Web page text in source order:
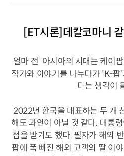
[ET시론]데칼코마니
얼마 전 '아시아의 시대는 케이
작가와 이야기를 나누다가 'K-
다는 생각이
2022년 한국을 대표하는 두 개
해도 과언이 아닐 것 같다. 대통
접을 받기도 했다. 필자가 해외
팝에 폭 빠진 해외 고객의 딸 이